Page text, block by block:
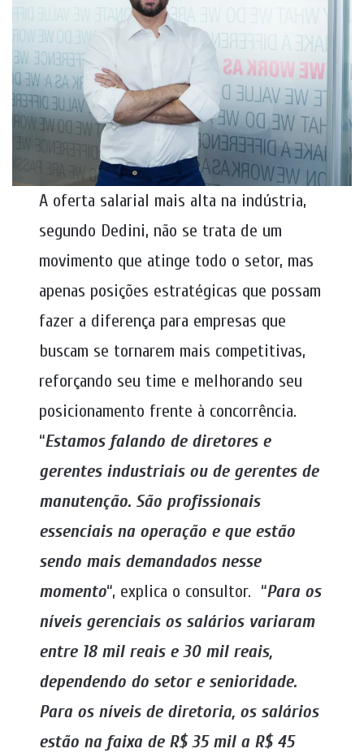
A oferta salarial mais alta na indústria,
segundo Dedini, não se trata de um
movimento que atinge todo o setor, mas
apenas posições estratégicas que possam
fazer a diferença para empresas que
buscam se tornarem mais competitivas,
reforçando seu time e melhorando seu
posicionamento frente à concorrência.
“Estamos falando de diretores e
gerentes industriais ou de gerentes de
manutenção. São profissionais
essenciais na operação e que estão
sendo mais demandados nesse
momento“, explica o consultor. “Para os
níveis gerenciais os salários variaram
entre 18 mil reais e 30 mil reais,
dependendo do setor e senioridade.
Para os níveis de diretoria, os salários
estão na faixa de R$ 35 mil a R$ 45